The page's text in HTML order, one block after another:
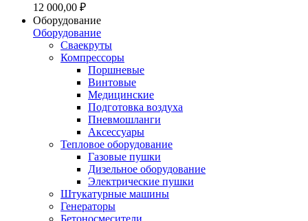
12 000,00 ₽
Оборудование
Оборудование
Сваекруты
Компрессоры
Поршневые
Винтовые
Медицинские
Подготовка воздуха
Пневмошланги
Аксессуары
Тепловое оборудование
Газовые пушки
Дизельное оборудование
Электрические пушки
Штукатурные машины
Генераторы
Бетоносмесители